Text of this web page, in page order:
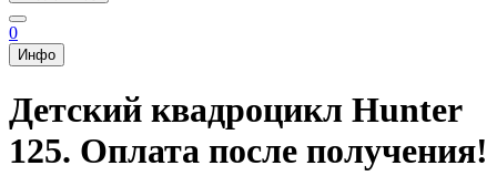
0
Инфо
Детский квадроцикл Hunter
125. Оплата после получения!